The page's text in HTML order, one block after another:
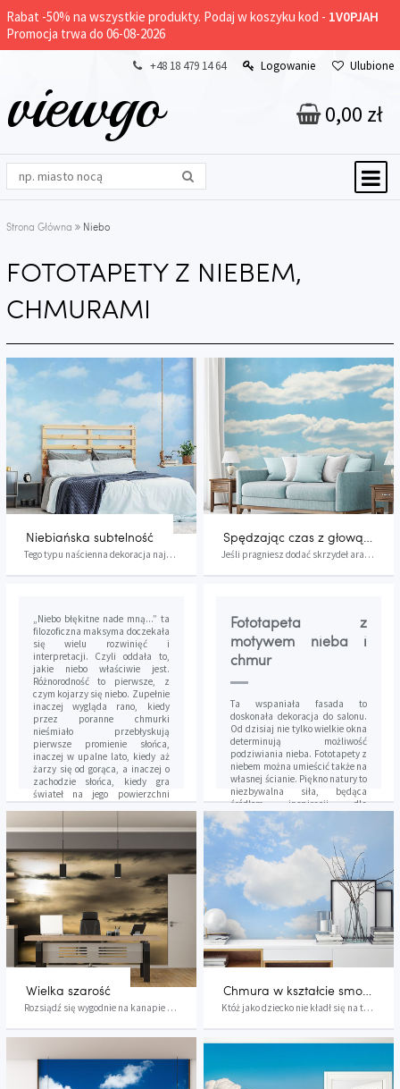
Rabat -50% na wszystkie produkty. Podaj w koszyku kod - 1V0PJAH
Promocja trwa do 06-08-2026
+48 18 479 14 64 Logowanie Ulubione
viewgo 0,00 zł
Strona Główna Niebo
FOTOTAPETY Z NIEBEM,
CHMURAMI
Niebiańska subtelność
Tego typu naścienna dekoracja najlepiej sprawdz...
Spędzając czas z głową w chmurach
Jeśli pragniesz dodać skrzydeł aranżacji cztere...
„Niebo błękitne nade mną...” ta
filozoficzna maksyma doczekała
się wielu rozwinięć i
interpretacji. Czyli oddała to,
jakie niebo właściwie jest.
Różnorodność to pierwsze, z
czym kojarzy się niebo. Zupełnie
inaczej wygląda rano, kiedy
przez poranne chmurki
nieśmiało przebłyskują
pierwsze promienie słońca,
inaczej w upalne lato, kiedy aż
żarzy się od gorąca, a inaczej o
zachodzie słońca, kiedy gra
świateł na jego powierzchni
trakcie zorzy polarnej, czy
ponad ośnieżonymi
wierzchołkami gór to... nie
oddamy nawet jednego procenta
podniebnej różnorodności.
Wystarczy tylko, by chmura
pędzona wiatrem przybrała
inny kształt, by niebo całkowicie
zmieniło swoje oblicze.
Fototapeta z
motywem nieba i
chmur
Ta wspaniała fasada to
doskonała dekoracja do salonu.
Od dzisiaj nie tylko wielkie okna
determinują możliwość
podziwiania nieba. Fototapety z
niebem można umieścić także na
własnej ścianie. Piękno natury to
niezbywalna siła, będąca
źródłem inspiracji dla
wszelkiego typu artystów. Warto
oddać się tej pasji także w
dziedzinie dekoracji wnętrz.
Jednym z jej przejawów są
fototapety niebo na ścianę. To
gratka dla osób lubiących bujać
w obłokach i spać na chmurce. A
może podróż do gwiazd? Nocne
niebo ma w sobie wiele
tajemniczości, ale również
piękna i elegancji.
Wielka szarość
Rozsiądź się wygodnie na kanapie wśród chmur. N... Któż jako dziecko nie kładł się na trawie i nie...